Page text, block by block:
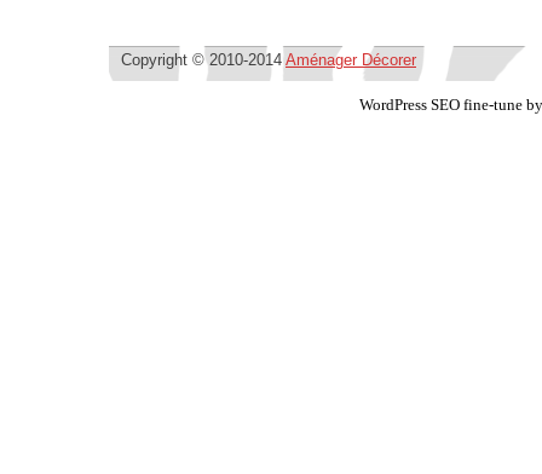
Copyright © 2010-2014 Aménager Décorer
WordPress SEO fine-tune